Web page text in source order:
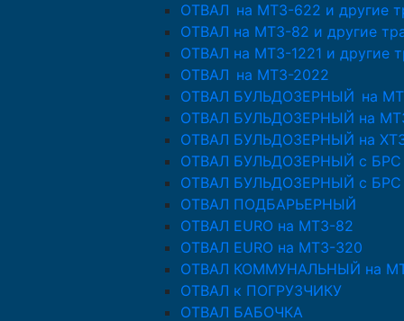
ОТВАЛ на МТЗ-622 и другие
ОТВАЛ на МТЗ-82 и другие
ОТВАЛ на МТЗ-1221 и другие
ОТВАЛ на МТЗ-2022
ОТВАЛ БУЛЬДОЗЕРНЫЙ на
ОТВАЛ БУЛЬДОЗЕРНЫЙ на
ОТВАЛ БУЛЬДОЗЕРНЫЙ на
ОТВАЛ БУЛЬДОЗЕРНЫЙ с БРС
ОТВАЛ БУЛЬДОЗЕРНЫЙ с БРС
ОТВАЛ ПОДБАРЬЕРНЫЙ
ОТВАЛ EURO на МТЗ-82
ОТВАЛ EURO на МТЗ-320
ОТВАЛ КОММУНАЛЬНЫЙ на
ОТВАЛ к ПОГРУЗЧИКУ
ОТВАЛ БАБОЧКА